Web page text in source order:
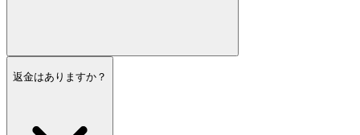
返金はありますか？